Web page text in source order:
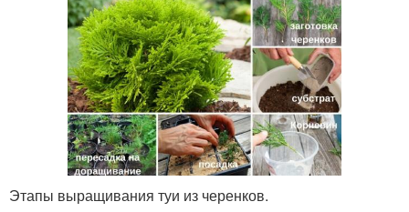
Этапы выращивания туи из черенков.